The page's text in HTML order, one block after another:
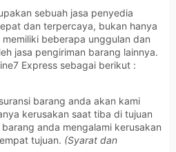
sebuah jasa penyedia
dan terpercaya, bukan hanya
beberapa unggulan dan
jasa pengiriman barang lainnya.
Express sebagai berikut :
barang anda akan kami
kerusakan saat tiba di tujuan
anda mengalami kerusakan
tujuan. (Syarat dan